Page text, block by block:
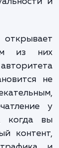
Наша